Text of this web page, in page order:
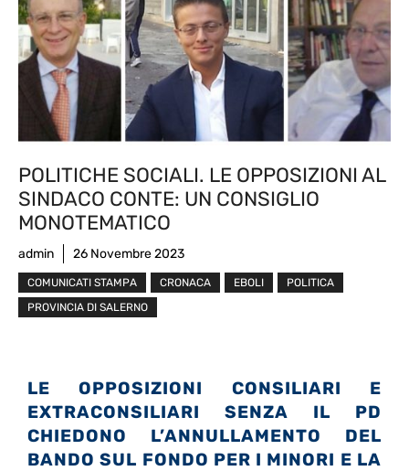
POLITICHE SOCIALI. LE OPPOSIZIONI AL
SINDACO CONTE: UN CONSIGLIO
MONOTEMATICO
admin 26 Novembre 2023
COMUNICATI STAMPA CRONACA EBOLI
POLITICA
PROVINCIA DI SALERNO
LE OPPOSIZIONI CONSILIARI E
EXTRACONSILIARI SENZA IL PD
CHIEDONO L’ANNULLAMENTO DEL
BANDO SUL FONDO PER I MINORI E LA